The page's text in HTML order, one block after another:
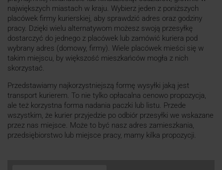
największych miastach w kraju. Wybierz jeden z poniższych
placówek firmy kurierskiej, aby sprawdzić adres oraz godziny
pracy. Dzięki wielu alternatywom możesz swoją przesyłkę
dostarczyć do jednego z placówek lub zamówić kuriera pod
wybrany adres (domowy, firmy). Wiele placówek mieści się w
takim miejscu, by większość mieszkańców mogła z nich
skorzystać.
Przedstawiamy najkorzystniejszą formę wysyłki jaką jest
transport kurierem. To nie tylko opłacalna cenowo propozycja,
ale też korzystna forma nadania paczki lub listu. Przede
wszystkim, że kurier przyjedzie po odbiór przesyłki we wskazane
przez nas miejsce. Może to być nasz adres zamieszkania,
przedsiębiorstwo lub miejsce pracy, mamy kilka propozycji.